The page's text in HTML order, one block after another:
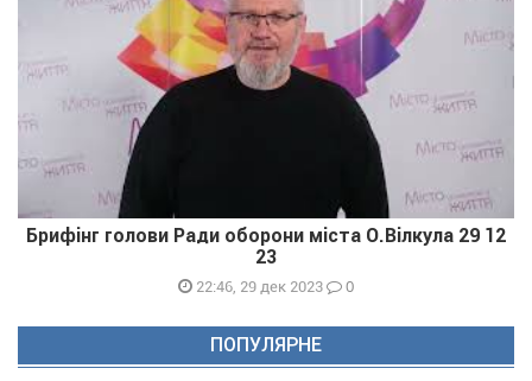
Брифінг голови Ради оборони міста О.Вілкула 29 12
23
22:46, 29 дек 2023 0
ПОПУЛЯРНЕ